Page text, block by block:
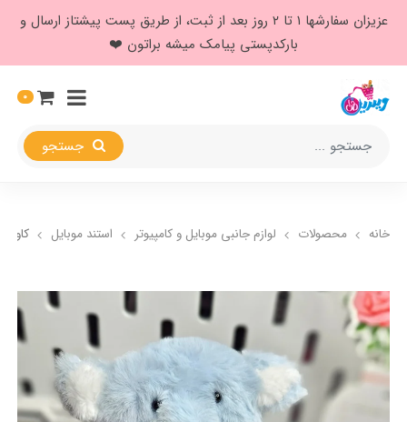
عزیزان سفارشها ۱ تا ۲ روز بعد از ثبت، از طریق پست پیشتاز ارسال و
بارکدپستی پیامک میشه براتون ❤️
0
خانه محصولات لوازم جانبی موبایل و کامپیوتر استند موبایل کاور